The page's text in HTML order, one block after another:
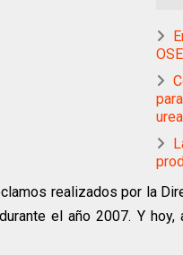
realizados por la
el año 2007. Y